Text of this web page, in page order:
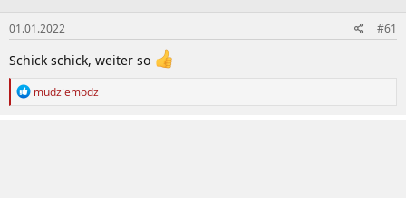
r
m
01.01.2022 #61
Schick schick, weiter so
R
mudziemodz